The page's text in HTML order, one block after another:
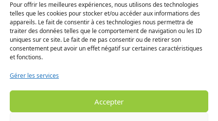
Pour offrir les meilleures expériences, nous utilisons des technologies
telles que les cookies pour stocker et/ou accéder aux informations des
appareils. Le fait de consentir à ces technologies nous permettra de
traiter des données telles que le comportement de navigation ou les ID
uniques sur ce site. Le fait de ne pas consentir ou de retirer son
consentement peut avoir un effet négatif sur certaines caractéristiques
et fonctions.
Gérer les services
Accepter
Ne manquez rien des
prochaines nouvelles